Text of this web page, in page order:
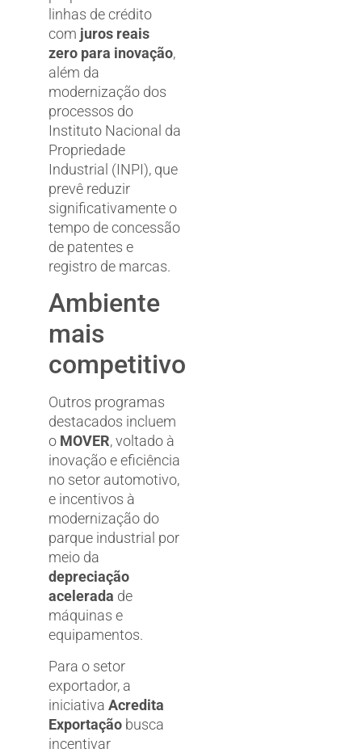
linhas de crédito
com juros reais
zero para inovação,
além da
modernização dos
processos do
Instituto Nacional da
Propriedade
Industrial (INPI), que
prevê reduzir
significativamente o
tempo de concessão
de patentes e
registro de marcas.
Ambiente
mais
competitivo
Outros programas
destacados incluem
o MOVER, voltado à
inovação e eficiência
no setor automotivo,
e incentivos à
modernização do
parque industrial por
meio da
depreciação
acelerada de
máquinas e
equipamentos.
Para o setor
exportador, a
iniciativa Acredita
Exportação busca
incentivar